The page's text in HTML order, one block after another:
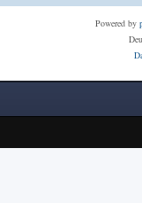
Powered by